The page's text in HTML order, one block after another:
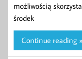
możliwością
środek
Continue reading »